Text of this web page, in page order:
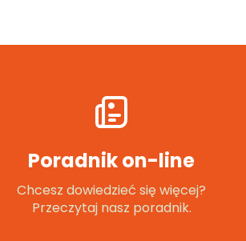
Poradnik on-line
Chcesz dowiedzieć się więcej?
Przeczytaj nasz poradnik.